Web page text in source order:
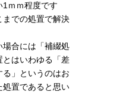
1 ｍｍ程度です
までの処置で解決
場合には「補綴処
とはいわゆる「差
る」というのはお
処置であると思い